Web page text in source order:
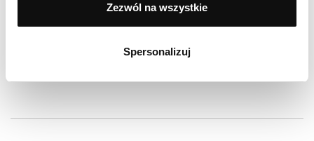
Zezwól na wszystkie
Spersonalizuj
98% zadowolonych klientów